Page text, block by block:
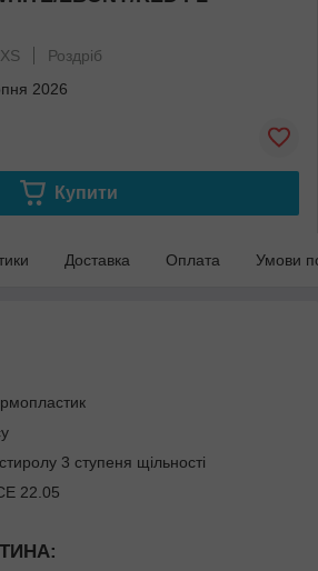
Роздріб
2026
Купити
Доставка Оплата Умови
3 ступеня щільності
22.05